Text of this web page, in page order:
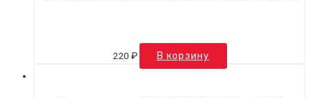
220 ₽ В корзину